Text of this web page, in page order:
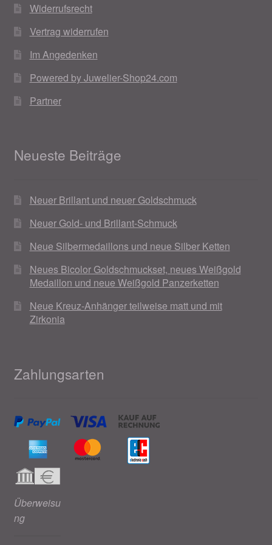
Widerrufsrecht
Vertrag widerrufen
Im Angedenken
Powered by Juwelier-Shop24.com
Partner
Neueste Beiträge
Neuer Brillant und neuer Goldschmuck
Neuer Gold- und Brillant-Schmuck
Neue Silbermedaillons und neue Silber Ketten
Neues Bicolor Goldschmuckset, neues Weißgold
Medaillon und neue Weißgold Panzerketten
Neue Kreuz-Anhänger teilweise matt und mit
Zirkonia
Zahlungsarten
Überweisu
ng